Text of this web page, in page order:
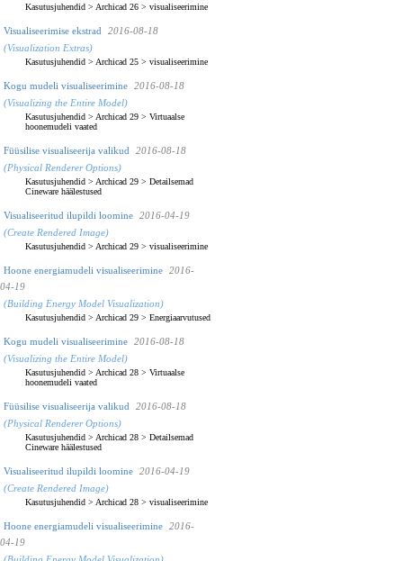
Kasutusjuhendid > Archicad 26 > visualiseerimine
Visualiseerimise ekstrad
2016-08-18
(Visualization Extras)
Kasutusjuhendid > Archicad 25 > visualiseerimine
Kogu mudeli visualiseerimine
2016-08-18
(Visualizing the Entire Model)
Kasutusjuhendid > Archicad 29 > Virtuaalse
hoonemudeli vaated
Füüsilise visualiseerija valikud
2016-08-18
(Physical Renderer Options)
Kasutusjuhendid > Archicad 29 > Detailsemad
Cineware häälestused
Visualiseeritud ilupildi loomine
2016-04-19
(Create Rendered Image)
Kasutusjuhendid > Archicad 29 > visualiseerimine
Hoone energiamudeli visualiseerimine
2016-
04-19
(Building Energy Model Visualization)
Kasutusjuhendid > Archicad 29 > Energiaarvutused
Kogu mudeli visualiseerimine
2016-08-18
(Visualizing the Entire Model)
Kasutusjuhendid > Archicad 28 > Virtuaalse
hoonemudeli vaated
Füüsilise visualiseerija valikud
2016-08-18
(Physical Renderer Options)
Kasutusjuhendid > Archicad 28 > Detailsemad
Cineware häälestused
Visualiseeritud ilupildi loomine
2016-04-19
(Create Rendered Image)
Kasutusjuhendid > Archicad 28 > visualiseerimine
Hoone energiamudeli visualiseerimine
2016-
04-19